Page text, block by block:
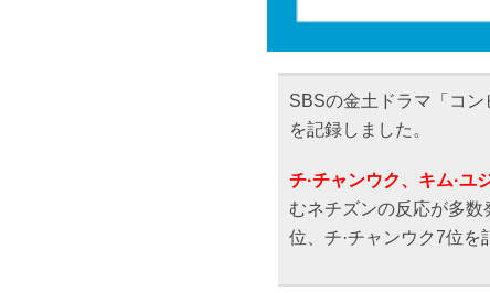
SBSの金土ドラマ「コ
を記録しました。
チ·チャンウク、キム·ユ
むネチズンの反応が多
位、チ·チャンウク7位を